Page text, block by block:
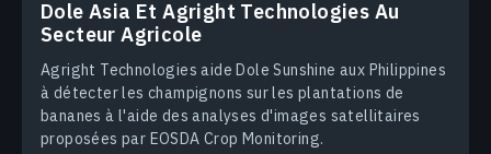
Dole Asia Et Agright Technologies Au
Secteur Agricole
Agright Technologies aide Dole Sunshine aux Philippines
à détecter les champignons sur les plantations de
bananes à l'aide des analyses d'images satellitaires
proposées par EOSDA Crop Monitoring.